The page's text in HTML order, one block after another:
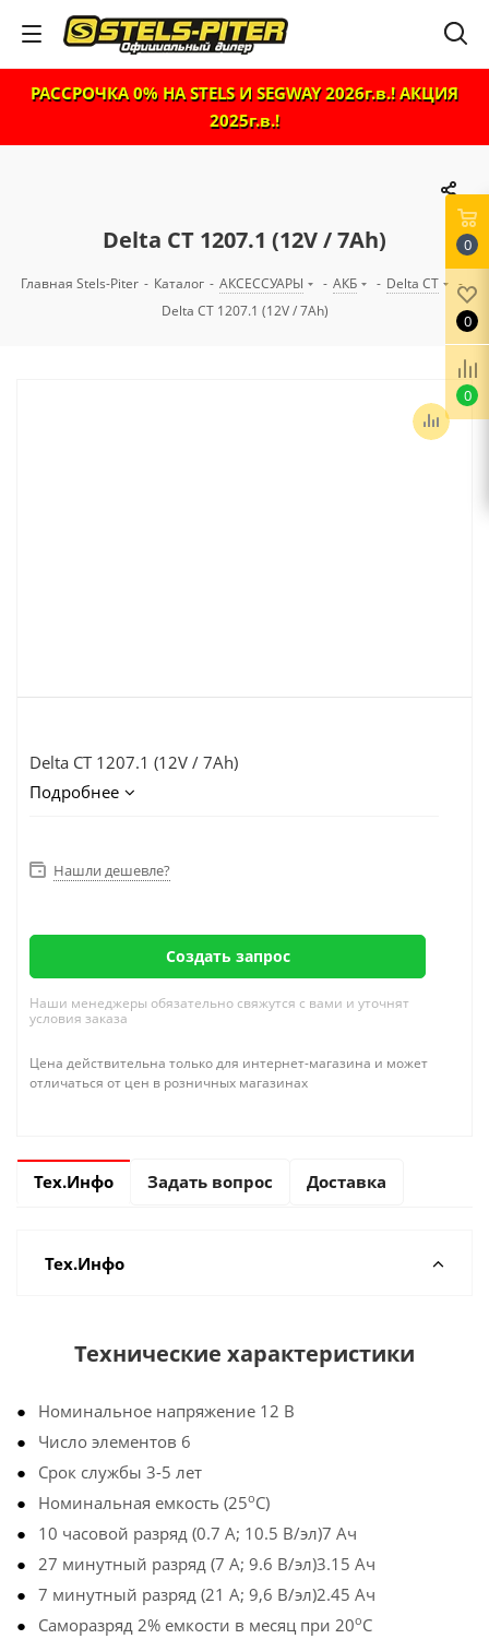
РАССРОЧКА 0% НА STELS И SEGWAY 2026г.в.! АКЦИЯ
2025г.в.!
Delta CT 1207.1 (12V / 7Ah)
Главная Stels-Piter - Каталог - АКСЕССУАРЫ - АКБ - Delta CT
-
Delta CT 1207.1 (12V / 7Ah)
Delta CT 1207.1 (12V / 7Ah)
Подробнее
Нашли дешевле?
Создать запрос
Наши менеджеры обязательно свяжутся с вами и уточнят
условия заказа
Цена действительна только для интернет-магазина и может
отличаться от цен в розничных магазинах
Тех.Инфо Задать вопрос Доставка
Тех.Инфо
Технические характеристики
Номинальное напряжение 12 В
Число элементов 6
Срок службы 3-5 лет
Номинальная емкость (25oС)
10 часовой разряд (0.7 А; 10.5 В/эл)7 Ач
27 минутный разряд (7 А; 9.6 В/эл)3.15 Ач
7 минутный разряд (21 А; 9,6 В/эл)2.45 Ач
Саморазряд 2% емкости в месяц при 20oС
0
0
0